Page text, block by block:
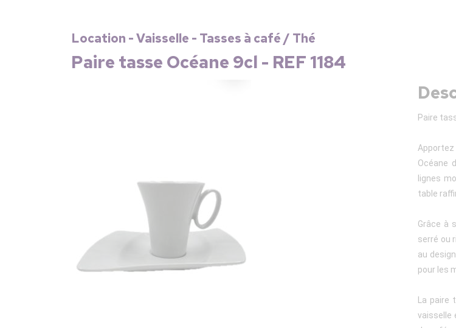
Location - Vaisselle - Tasses à café / Thé
Paire tasse Océane 9cl - REF 1184
Paire
Océane
lignes
table
Grâce à
serré ou
au
pour les
La
vaisselle